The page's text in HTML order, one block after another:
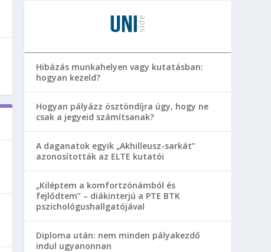
Hibázás munkahelyen vagy kutatásban:
hogyan kezeld?
Hogyan pályázz ösztöndíjra úgy, hogy ne
csak a jegyeid számítsanak?
A daganatok egyik „Akhilleusz-sarkát”
azonosították az ELTE kutatói
„Kiléptem a komfortzónámból és
fejlődtem” – diákinterjú a PTE BTK
pszichológushallgatójával
Diploma után: nem minden pályakezdő
indul ugyanonnan